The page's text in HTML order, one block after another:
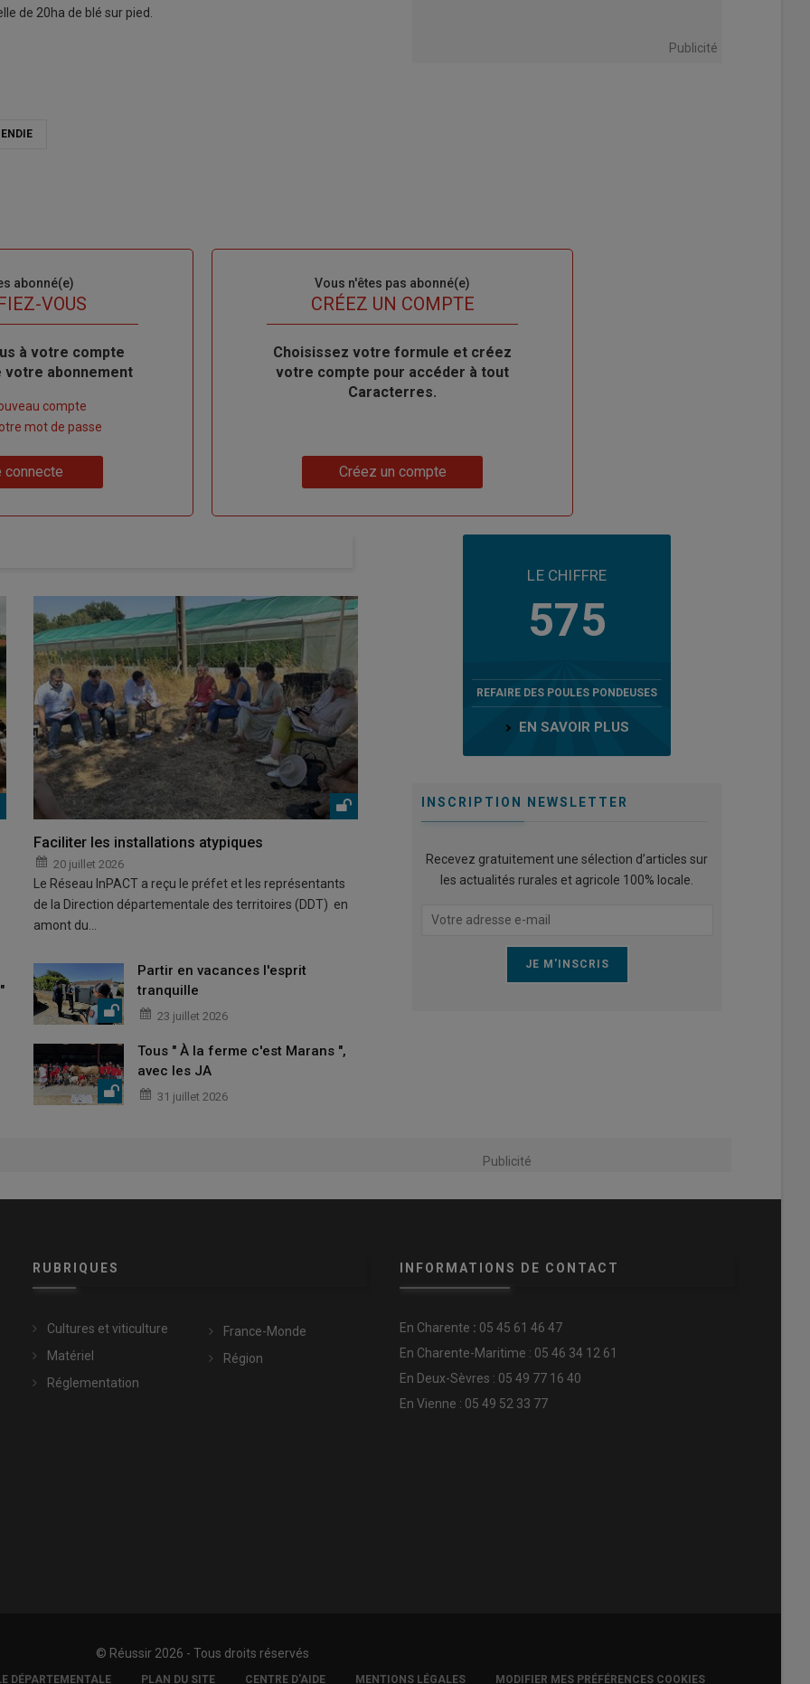
de 20ha de blé sur pied.
Publicité
abonné(e)
VOUS
à votre compte
abonnement
compte
mot de passe
connecte
Vous n'êtes pas abonné(e)
TITRECRÉEZ UN COMPTE
Body
Choisissez votre formule et créez
votre compte pour accéder à tout
Caracterres.
Créez un compte
Faciliter les installations atypiques
20 juillet 2026
Le Réseau InPACT a reçu le préfet et les représentants
de la Direction départementale des territoires (DDT) en
amont du…
Partir en vacances l'esprit
tranquille
23 juillet 2026
Tous " À la ferme c'est Marans ",
avec les JA
31 juillet 2026
LE CHIFFRE
575
REFAIRE DES POULES PONDEUSES
EN SAVOIR PLUS
INSCRIPTION NEWSLETTER
Recevez gratuitement une sélection d’articles sur
les actualités rurales et agricole 100% locale.
Publicité
RUBRIQUES
Cultures et viticulture
Matériel
Réglementation
France-Monde
Région
INFORMATIONS DE CONTACT
En Charente : 05 45 61 46 47
En Charente-Maritime : 05 46 34 12 61
En Deux-Sèvres : 05 49 77 16 40
En Vienne : 05 49 52 33 77
© Réussir 2026 - Tous droits réservés
DÉPARTEMENTALE PLAN DU SITE CENTRE D'AIDE MENTIONS LÉGALES MODIFIER MES PRÉFÉRENCES COOKIES